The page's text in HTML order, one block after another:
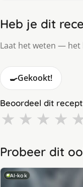
Heb je dit
Laat het weten — het
🍳Gekookt!
Beoordeel dit recept
★ ★ ★ ★
Probeer dit
AI-kok